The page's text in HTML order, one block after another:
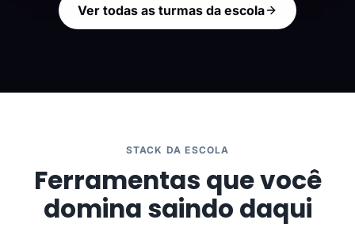
Ver todas as turmas da escola
STACK DA ESCOLA
Ferramentas que você
domina saindo daqui